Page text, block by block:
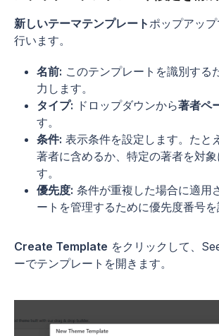
新しいテーマテンプレート ポップアッ
行います。
名前: このテンプレートを識別する
力します。
タイプ: ドロップダウンから著者ペ
す。
条件: 表示条件を設定します。たと
著者に含めるか、特定の著者を対
す。
優先度: 条件が重複した場合に適用
ートを管理するために優先度番号を
Create Template をクリックして、
ーでテンプレートを開きます。